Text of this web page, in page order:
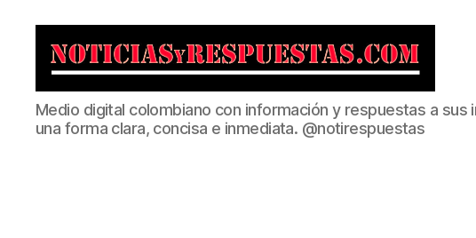
Noticias
y
Respuestas
Medio digital colombiano con información y respuestas a sus
una forma clara, concisa e inmediata. @notirespuestas